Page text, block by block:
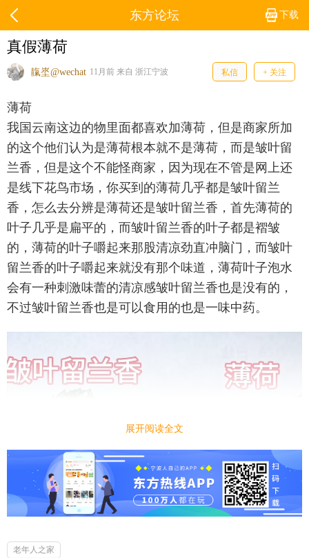
下载
东方论坛
真假薄荷
靝埊@wechat 11月前 来自 浙江宁波 私信 + 关注
薄荷
我国云南这边的物里面都喜欢加薄荷，但是商家所加
的这个他们认为是薄荷根本就不是薄荷，而是皱叶留
兰香，但是这个不能怪商家，因为现在不管是网上还
是线下花鸟市场，你买到的薄荷几乎都是皱叶留兰
香，怎么去分辨是薄荷还是皱叶留兰香，首先薄荷的
叶子几乎是扁平的，而皱叶留兰香的叶子都是褶皱
的，薄荷的叶子嚼起来那股清凉劲直冲脑门，而皱叶
留兰香的叶子嚼起来就没有那个味道，薄荷叶子泡水
会有一种刺激味蕾的清凉感皱叶留兰香也是没有的，
不过皱叶留兰香也是可以食用的也是一味中药。
展开阅读全文
老年人之家